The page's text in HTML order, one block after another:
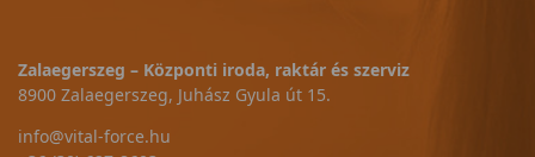
Zalaegerszeg – Központi iroda, raktár és szerviz
8900 Zalaegerszeg, Juhász Gyula út 15.
info@vital-force.hu